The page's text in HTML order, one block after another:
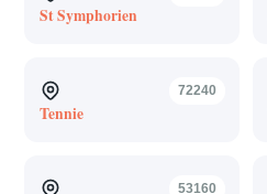
St Symphorien
72240
Tennie
53160